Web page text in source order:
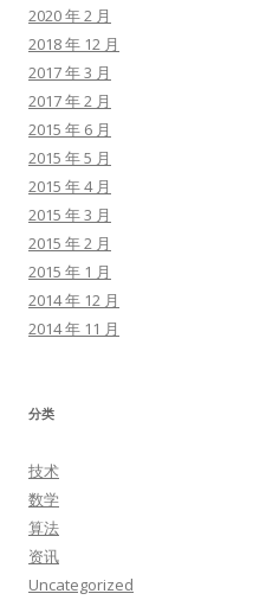
2020 年 2 月
2018 年 12 月
2017 年 3 月
2017 年 2 月
2015 年 6 月
2015 年 5 月
2015 年 4 月
2015 年 3 月
2015 年 2 月
2015 年 1 月
2014 年 12 月
2014 年 11 月
分类
技术
数学
算法
资讯
Uncategorized